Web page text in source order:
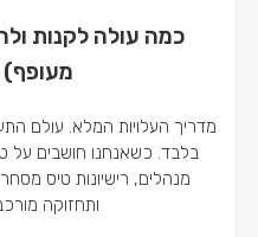
כמה עולה לקנות
מדריך העלויות המלא. עולם
בלבד. כשאנחנו חושבים על
מנהלים, רישיונות טיס
ותחזוקה